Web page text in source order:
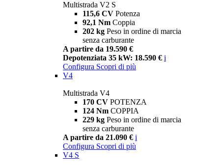
Multistrada V2 S
115,6 CV Potenza
92,1 Nm Coppia
202 kg Peso in ordine di marcia
senza carburante
A partire da 19.590 €
Depotenziata 35 kW: 18.590 € i
Configura Scopri di più
V4
Multistrada V4
170 CV POTENZA
124 Nm COPPIA
229 kg Peso in ordine di marcia
senza carburante
A partire da 21.090 € i
Configura Scopri di più
V4 S